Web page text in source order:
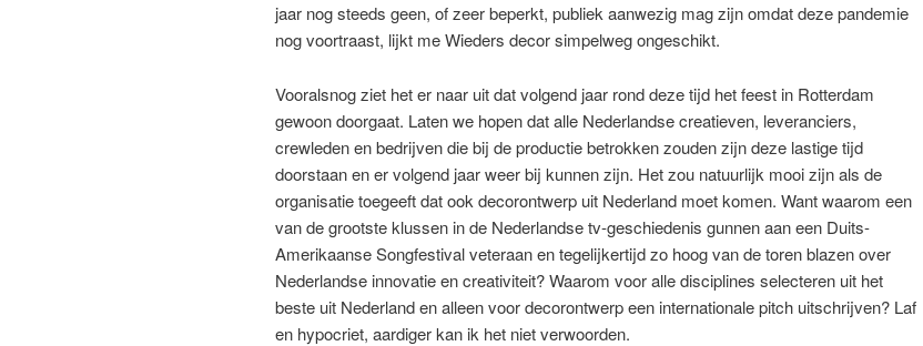
jaar nog steeds geen, of zeer beperkt, publiek aanwezig mag zijn omdat deze pandemie
nog voortraast, lijkt me Wieders decor simpelweg ongeschikt.
Vooralsnog ziet het er naar uit dat volgend jaar rond deze tijd het feest in Rotterdam
gewoon doorgaat. Laten we hopen dat alle Nederlandse creatieven, leveranciers,
crewleden en bedrijven die bij de productie betrokken zouden zijn deze lastige tijd
doorstaan en er volgend jaar weer bij kunnen zijn. Het zou natuurlijk mooi zijn als de
organisatie toegeeft dat ook decorontwerp uit Nederland moet komen. Want waarom een
van de grootste klussen in de Nederlandse tv-geschiedenis gunnen aan een Duits-
Amerikaanse Songfestival veteraan en tegelijkertijd zo hoog van de toren blazen over
Nederlandse innovatie en creativiteit? Waarom voor alle disciplines selecteren uit het
beste uit Nederland en alleen voor decorontwerp een internationale pitch uitschrijven? Laf
en hypocriet, aardiger kan ik het niet verwoorden.